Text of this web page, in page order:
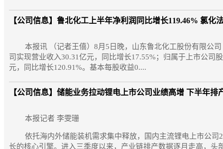
【公司信息】 鲁北化工上半年净利润同比增长119.46% 氯化
本报讯 （记者王僖）8月5日晚，山东鲁北化工股份有限公司
司实现营业收入30.31亿元，同比增长17.55%；归属于上市公司
元，同比增长120.91%。基本每股收益0....
【公司信息】 储能业务拉动锂电上市公司业绩高增 下半年排
本报记者 李雯珊
依托海内外储能装机需求集中释放，国内主流锂电上市公司
长的核心引擎。进入三季度以来，产业链排产数据逐月走高，头